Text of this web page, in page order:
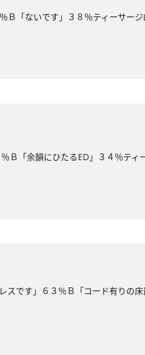
「ないです」３８％ティーサージ
Ｂ「余韻にひたるED」３４％ティ
です」６３％Ｂ「コード有りの